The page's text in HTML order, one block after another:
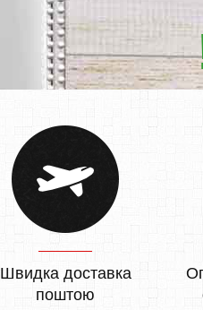
Швидка доставка
поштою